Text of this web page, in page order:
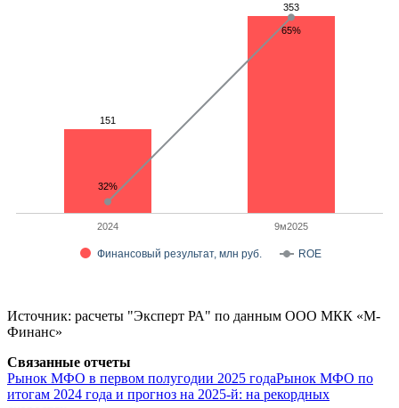
151
151
353
353
32%
65%
Финансовый результат, млн руб. ROE
2024 9м2025
Источник: расчеты "Эксперт РА" по данным ООО МКК «М-
Финанс»
Связанные отчеты
Рынок МФО в первом полугодии 2025 годаРынок МФО по
итогам 2024 года и прогноз на 2025-й: на рекордных